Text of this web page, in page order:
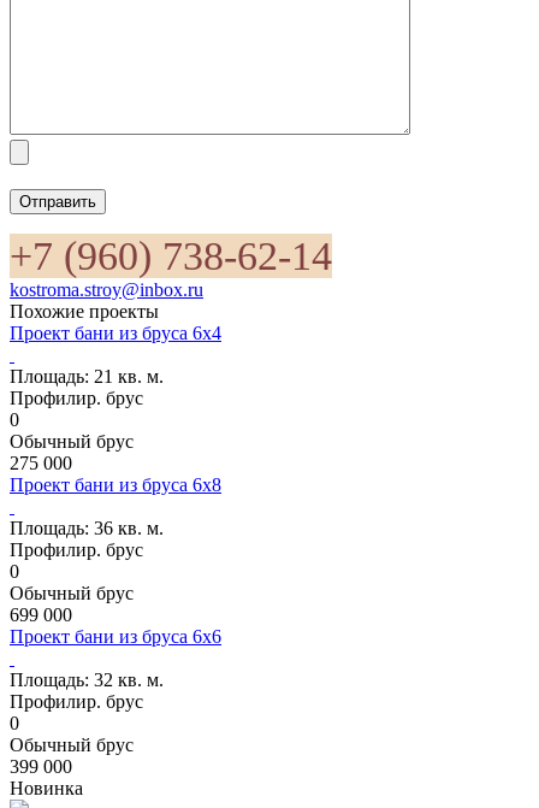
Отправить
+7 (960) 738-62-14
kostroma.stroy@inbox.ru
Похожие проекты
Проект бани из бруса 6х4
Площадь: 21 кв. м.
Профилир. брус
0
Обычный брус
275 000
Проект бани из бруса 6х8
Площадь: 36 кв. м.
Профилир. брус
0
Обычный брус
699 000
Проект бани из бруса 6х6
Площадь: 32 кв. м.
Профилир. брус
0
Обычный брус
399 000
Новинка